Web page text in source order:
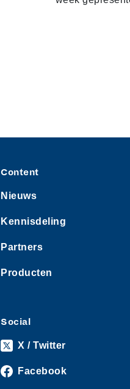
Content
Nieuws
Kennisdeling
Partners
Producten
Social
X / Twitter
Facebook